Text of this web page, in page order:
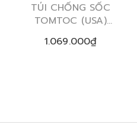
TÚI CHỐNG SỐC
TOMTOC (USA)
PREMIUM LEATHER
1.069.000₫